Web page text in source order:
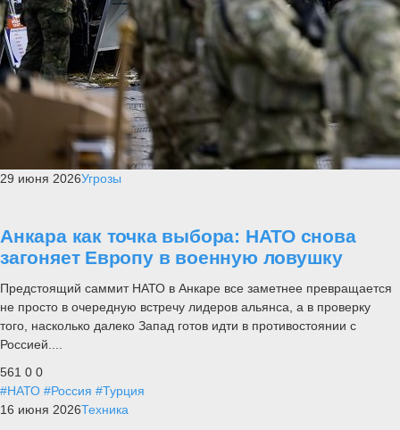
29 июня 2026Угрозы
Анкара как точка выбора: НАТО снова
загоняет Европу в военную ловушку
Предстоящий саммит НАТО в Анкаре все заметнее превращается
не просто в очередную встречу лидеров альянса, а в проверку
того, насколько далеко Запад готов идти в противостоянии с
Россией....
561 0 0
#НАТО #Россия #Турция
16 июня 2026Техника